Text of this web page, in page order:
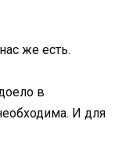
же есть.
в
И для